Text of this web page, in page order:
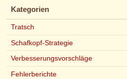
Kategorien
Tratsch
Schafkopf-Strategie
Verbesserungsvorschläge
Fehlerberichte